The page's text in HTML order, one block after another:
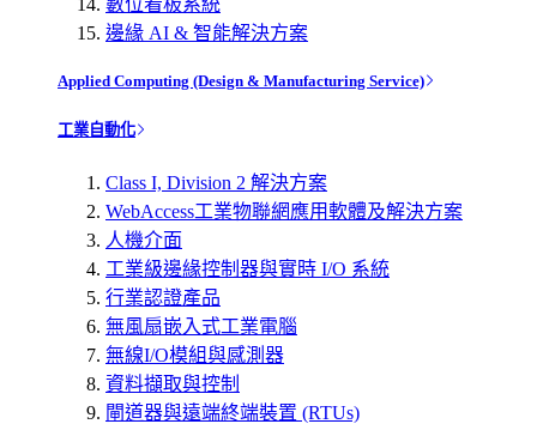
邊緣 AI & 智能解決方案
Applied Computing (Design & Manufacturing Service)
工業自動化
Class I, Division 2 解決方案
WebAccess工業物聯網應用軟體及解決方案
人機介面
工業級邊緣控制器與實時 I/O 系統
行業認證產品
無風扇嵌入式工業電腦
無線I/O模組與感測器
資料擷取與控制
閘道器與遠端終端裝置 (RTUs)